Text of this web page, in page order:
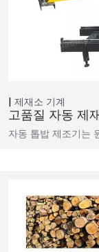
제재소 기계
고품질 자동 제
자동 톱밥 제조기는